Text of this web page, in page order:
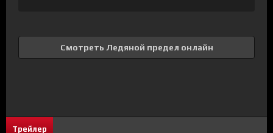
Смотреть Ледяной предел онлайн
Трейлер